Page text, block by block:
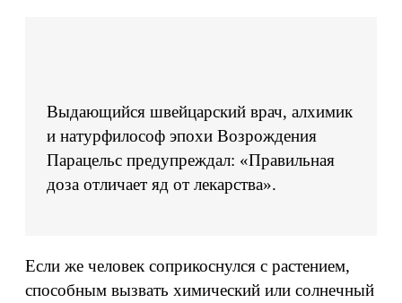
Выдающийся швейцарский врач, алхимик
и натурфилософ эпохи Возрождения
Парацельс предупреждал: «Правильная
доза отличает яд от лекарства».
Если же человек соприкоснулся с растением,
способным вызвать химический или солнечный